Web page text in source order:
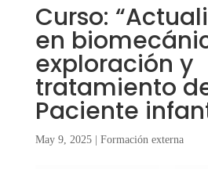
Curso:
en
exploración y
tratamiento
Paciente
May 9, 2025| Formación externa